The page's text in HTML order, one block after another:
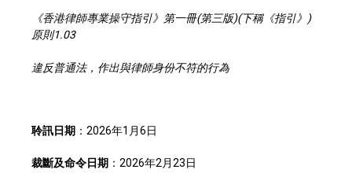
《香港律師專業操守指引》第一冊(第三版)(下稱《指引》)
原則1.03
違反普通法，作出與律師身份不符的行為
聆訊日期 ：2026年1月6日
裁斷及命令日期 ：2026年2月23日